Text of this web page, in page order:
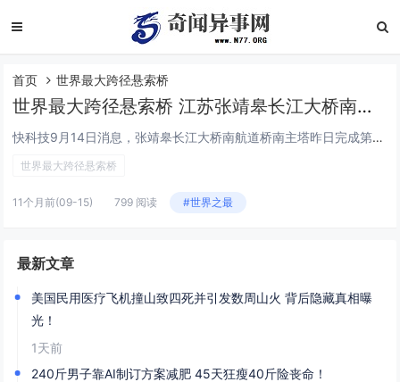
首页 世界最大跨径悬索桥
世界最大跨径悬索桥 江苏张靖皋长江大桥南主塔突破300米
快科技9月14日消息，张靖皋长江大桥南航道桥南主塔昨日完成第26个节段安装，南主塔高度突破300米，相当于100层楼的高度。此前9月7日，北主塔已经抢先一步成功攀升至300米的新高度。建成后两座主塔高将达350米。不同的是，南主塔是大桥唯一...
世界最大跨径悬索桥
11个月前(09-15) 799 阅读 #世界之最
最新文章
美国民用医疗飞机撞山致四死并引发数周山火 背后隐藏真相曝
光！
1天前
240斤男子靠AI制订方案减肥 45天狂瘦40斤险丧命！